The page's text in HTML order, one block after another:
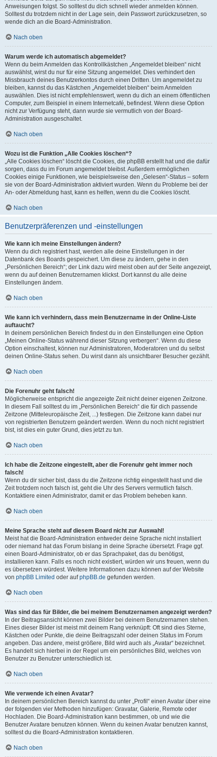
Anweisungen folgst. So solltest du dich schnell wieder anmelden können.
Solltest du trotzdem nicht in der Lage sein, dein Passwort zurückzusetzen, so
wende dich an die Board-Administration.
Nach oben
Warum werde ich automatisch abgemeldet?
Wenn du beim Anmelden das Kontrollkästchen „Angemeldet bleiben“ nicht
auswählst, wirst du nur für eine Sitzung angemeldet. Dies verhindert den
Missbrauch deines Benutzerkontos durch einen Dritten. Um angemeldet zu
bleiben, kannst du das Kästchen „Angemeldet bleiben“ beim Anmelden
auswählen. Dies ist nicht empfehlenswert, wenn du dich an einem öffentlichen
Computer, zum Beispiel in einem Internetcafé, befindest. Wenn diese Option
nicht zur Verfügung steht, dann wurde sie vermutlich von der Board-
Administration ausgeschaltet.
Nach oben
Wozu ist die Funktion „Alle Cookies löschen“?
„Alle Cookies löschen“ löscht die Cookies, die phpBB erstellt hat und die dafür
sorgen, dass du im Forum angemeldet bleibst. Außerdem ermöglichen
Cookies einige Funktionen, wie beispielsweise den „Gelesen“-Status – sofern
sie von der Board-Administration aktiviert wurden. Wenn du Probleme bei der
An- oder Abmeldung hast, kann es helfen, wenn du die Cookies löscht.
Nach oben
Benutzerpräferenzen und -einstellungen
Wie kann ich meine Einstellungen ändern?
Wenn du dich registriert hast, werden alle deine Einstellungen in der
Datenbank des Boards gespeichert. Um diese zu ändern, gehe in den
„Persönlichen Bereich“; der Link dazu wird meist oben auf der Seite angezeigt,
wenn du auf deinen Benutzernamen klickst. Dort kannst du alle deine
Einstellungen ändern.
Nach oben
Wie kann ich verhindern, dass mein Benutzername in der Online-Liste
auftaucht?
In deinem persönlichen Bereich findest du in den Einstellungen eine Option
„Meinen Online-Status während dieser Sitzung verbergen“. Wenn du diese
Option einschaltest, können nur Administratoren, Moderatoren und du selbst
deinen Online-Status sehen. Du wirst dann als unsichtbarer Besucher gezählt.
Nach oben
Die Forenuhr geht falsch!
Möglicherweise entspricht die angezeigte Zeit nicht deiner eigenen Zeitzone.
In diesem Fall solltest du im „Persönlichen Bereich“ die für dich passende
Zeitzone (Mitteleuropäische Zeit, ...) festlegen. Die Zeitzone kann dabei nur
von registrierten Benutzern geändert werden. Wenn du noch nicht registriert
bist, ist dies ein guter Grund, dies jetzt zu tun.
Nach oben
Ich habe die Zeitzone eingestellt, aber die Forenuhr geht immer noch
falsch!
Wenn du dir sicher bist, dass du die Zeitzone richtig eingestellt hast und die
Zeit trotzdem noch falsch ist, geht die Uhr des Servers vermutlich falsch.
Kontaktiere einen Administrator, damit er das Problem beheben kann.
Nach oben
Meine Sprache steht auf diesem Board nicht zur Auswahl!
Meist hat die Board-Administration entweder deine Sprache nicht installiert
oder niemand hat das Forum bislang in deine Sprache übersetzt. Frage ggf.
einen Board-Administrator, ob er das Sprachpaket, das du benötigst,
installieren kann. Falls es noch nicht existiert, würden wir uns freuen, wenn du
es übersetzen würdest. Weitere Informationen dazu können auf der Website
von phpBB Limited oder aufphpBB.de gefunden werden.
Nach oben
Was sind das für Bilder, die bei meinem Benutzernamen angezeigt werden?
In der Beitragsansicht können zwei Bilder bei deinem Benutzernamen stehen.
Eines dieser Bilder ist meist mit deinem Rang verknüpft: Oft sind dies Sterne,
Kästchen oder Punkte, die deine Beitragszahl oder deinen Status im Forum
angeben. Das andere, meist größere, Bild wird auch als „Avatar“ bezeichnet.
Es handelt sich hierbei in der Regel um ein persönliches Bild, welches von
Benutzer zu Benutzer unterschiedlich ist.
Nach oben
Wie verwende ich einen Avatar?
In deinem persönlichen Bereich kannst du unter „Profil“ einen Avatar über eine
der folgenden vier Methoden hinzufügen: Gravatar, Galerie, Remote oder
Hochladen. Die Board-Administration kann bestimmen, ob und wie die
Benutzer Avatare benutzen können. Wenn du keinen Avatar benutzen kannst,
solltest du die Board-Administration kontaktieren.
Nach oben